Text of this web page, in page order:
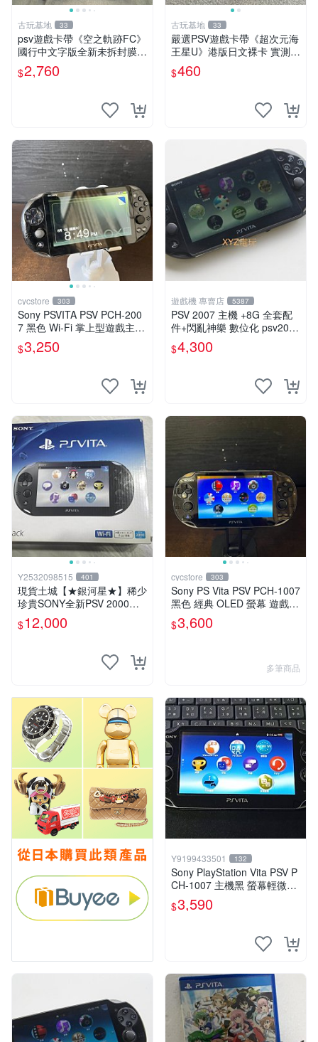
古玩基地 33
psv遊戲卡帶《空之軌跡FC》
國行中文字版全新未拆封膜有
輕微使用痕跡嚴選推薦適合收
藏 歲月痕跡 二手 psv 游戲卡
$2,760
古玩基地 33
嚴選PSV遊戲卡帶《超次元海
王星U》港版日文裸卡 實測暢
玩 索尼專屬 psv psv游戲 psv
游戲卡帶
$460
cycstore 303
Sony PSVITA PSV PCH-200
7 黑色 Wi-Fi 掌上型遊戲主機
輕薄版 OLED後繼機 收藏熱
門
$3,250
遊戲機 專賣店 5387
PSV 2007 主機 +8G 全套配
件+閃亂神樂 數位化 psv2007
主機
$4,300
Y2532098515 401
現貨土城【★銀河星★】稀少
珍貴SONY全新PSV 2000主
機.可轉換中文.全新PSV未使
用
$12,000
cycstore 303
Sony PS Vita PSV PCH-1007
黑色 經典 OLED 螢幕 遊戲掌
機 附充電線 經典收藏 掌上型
遊戲機
$3,600
多筆商品
Y9199433501 132
Sony PlayStation Vita PSV P
CH-1007 主機黑 螢幕輕微老
化 可安裝遊戲 系統3.74書
$3,590